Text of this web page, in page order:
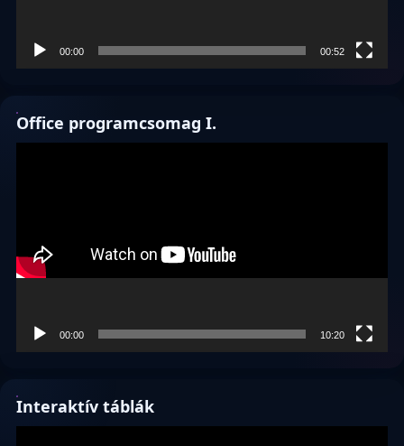
00:00 00:52
Office programcsomag I.
00:00 10:20
Interaktív táblák